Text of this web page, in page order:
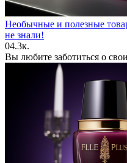
Необычные и полезные
не знали!
04.3к.
Вы любите заботиться о